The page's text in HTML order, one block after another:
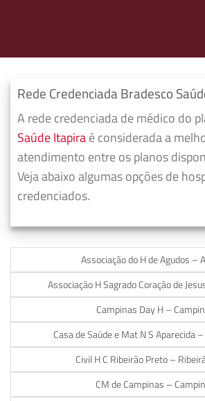
Rede Credenciada Bradesco
A rede credenciada de médico do
Saúde Itapiraé considerada a
atendimento entre os planos
Veja abaixo algumas opções de
credenciados.
Associação do H de Agudos –
Associação H Sagrado Coração de
Campinas Day H –
Casa de Saúde e Mat N S Aparecida
Civil H C Ribeirão Preto –
CM de Campinas –